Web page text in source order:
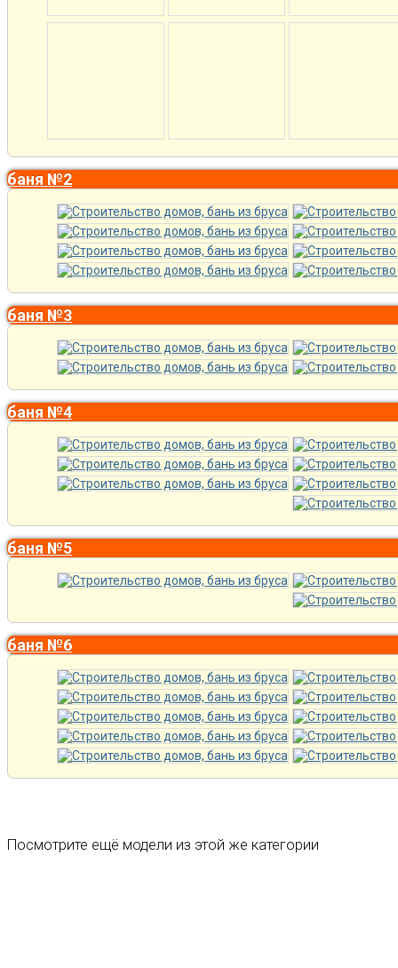
баня №2
баня №3
баня №4
баня №5
баня №6
Посмотрите ещё модели из этой же категории